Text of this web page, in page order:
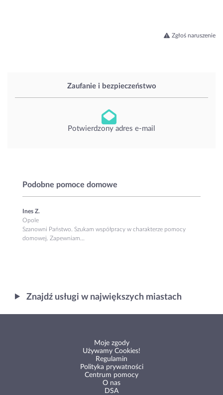
Zaufanie i bezpieczeństwo
Potwierdzony adres e-mail
Podobne pomoce domowe
Ines Z.
Opole
Szanowni Państwo. Szukam współpracy w charakterze pomocy
domowej. Zapewniam...
Zgłoś naruszenie
Znajdź usługi w największych miastach
Moje zgody
Używamy Cookies!
Regulamin
Polityka prywatności
Centrum pomocy
O nas
DSA